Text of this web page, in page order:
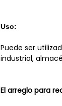
Uso:
Puede ser
industrial,
El arreglo para